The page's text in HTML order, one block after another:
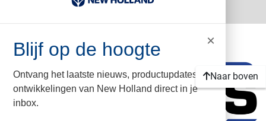
Naar boven
×
Blijf op de hoogte
Ontvang het laatste nieuws, productupdates en
ontwikkelingen van New Holland direct in je
inbox.